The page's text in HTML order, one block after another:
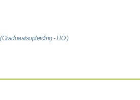
(Graduaatsopleiding - HO )